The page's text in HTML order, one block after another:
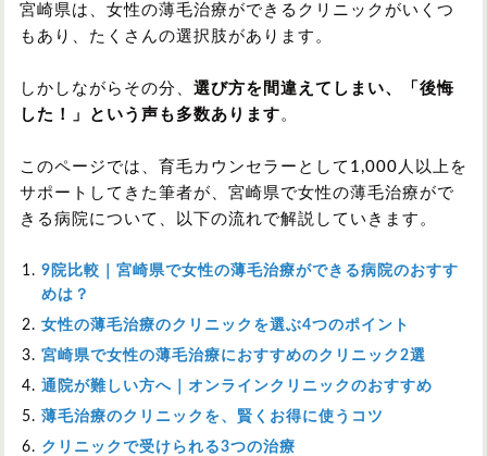
宮崎県は、女性の薄毛治療ができるクリニックがいくつ
もあり、たくさんの選択肢があります。
しかしながらその分、 選び方を間違えてしまい、「後悔
した！」という声も多数あります 。
このページでは、育毛カウンセラーとして1,000人以上を
サポートしてきた筆者が、宮崎県で女性の薄毛治療がで
きる病院について、以下の流れで解説していきます。
9院比較｜宮崎県で女性の薄毛治療ができる病院のおすす
めは？
女性の薄毛治療のクリニックを選ぶ4つのポイント
宮崎県で女性の薄毛治療におすすめのクリニック2選
通院が難しい方へ｜オンラインクリニックのおすすめ
薄毛治療のクリニックを、賢くお得に使うコツ
クリニックで受けられる3つの治療
育毛剤